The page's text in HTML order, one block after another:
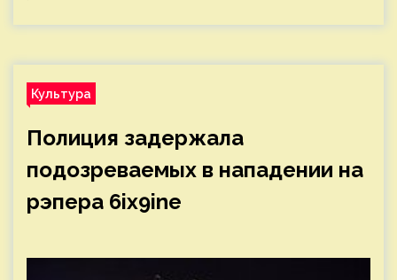
Культура
Полиция задержала
подозреваемых в нападении на
рэпера 6ix9ine